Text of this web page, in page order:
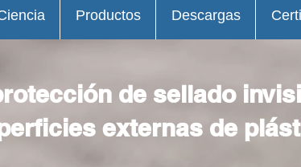
de sellado
externas de
Productos Descargas